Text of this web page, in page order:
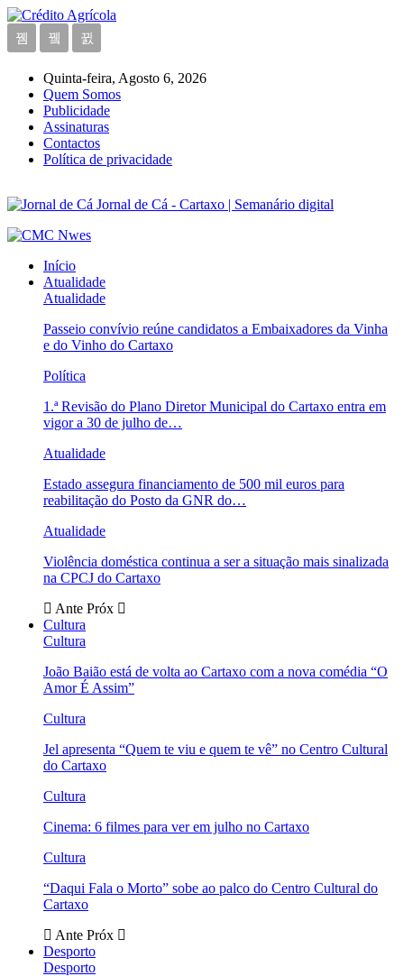
Quinta-feira, Agosto 6, 2026
Quem Somos
Publicidade
Assinaturas
Contactos
Política de privacidade
Jornal de Cá - Cartaxo | Semanário digital
Início
Atualidade
Atualidade
Passeio convívio reúne candidatos a Embaixadores da Vinha
e do Vinho do Cartaxo
Política
1.ª Revisão do Plano Diretor Municipal do Cartaxo entra em
vigor a 30 de julho de…
Atualidade
Estado assegura financiamento de 500 mil euros para
reabilitação do Posto da GNR do…
Atualidade
Violência doméstica continua a ser a situação mais sinalizada
na CPCJ do Cartaxo
Ante Próx
Cultura
Cultura
João Baião está de volta ao Cartaxo com a nova comédia “O
Amor É Assim”
Cultura
Jel apresenta “Quem te viu e quem te vê” no Centro Cultural
do Cartaxo
Cultura
Cinema: 6 filmes para ver em julho no Cartaxo
Cultura
“Daqui Fala o Morto” sobe ao palco do Centro Cultural do
Cartaxo
Ante Próx
Desporto
Desporto